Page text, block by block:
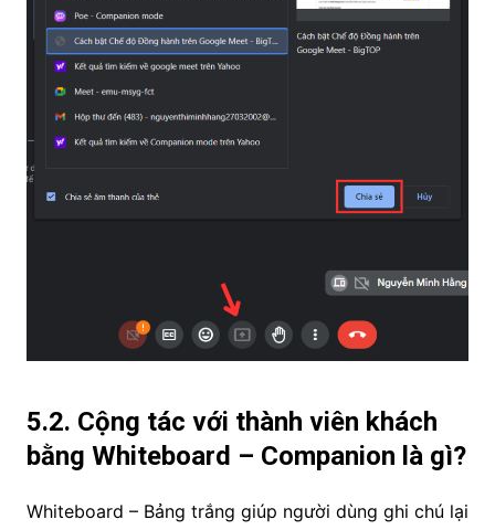
5.2. Cộng tác với thành viên khách
bằng Whiteboard – Companion là gì?
Whiteboard – Bảng trắng giúp người dùng ghi chú lại